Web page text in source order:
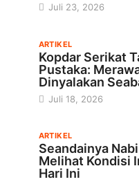
Juli 23, 2026
ARTIKEL
Kopdar Serikat
Pustaka:
Dinyalakan
Juli 18, 2026
ARTIKEL
Seandainya
Melihat Kondisi
Hari Ini